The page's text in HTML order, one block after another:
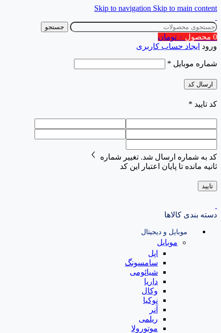
Skip to navigation Skip to main content
جستجو
0 محصول ۰ تومان
ورود ایجاد حساب کاربری
شماره موبایل *
ارسال کد
کد تایید *
کد به شماره ارسال شد. تغییر شماره
ثانیه مانده تا پایان اعتبار این کد
تایید
دسته بندی کالاها
موبایل و دیجیتال
موبایل
اپل
سامسونگ
شیائومی
داریا
وکال
نوکیا
آنر
ریلمی
موتورولا